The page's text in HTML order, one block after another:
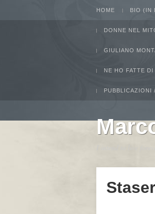
HOME BIO (IN
DONNE NEL
GIULIANO
NE HO FATTE
PUBBLICAZIONI